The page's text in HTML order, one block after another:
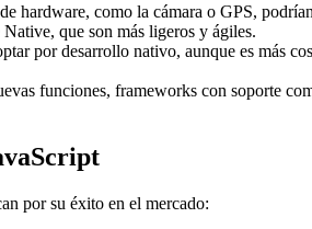
hardware, como la cámara o GPS,
que son más ligeros y ágiles.
por desarrollo nativo, aunque es más
funciones, frameworks con soporte
por su éxito en el mercado: